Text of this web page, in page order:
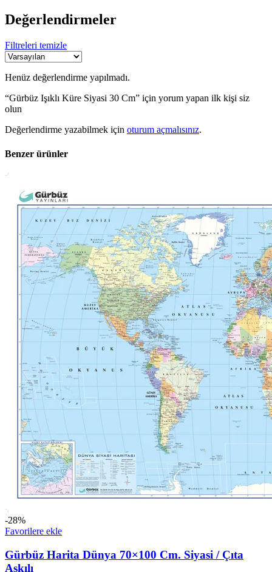
Değerlendirmeler
Filtreleri temizle
Henüz değerlendirme yapılmadı.
“Gürbüz Işıklı Küre Siyasi 30 Cm” için yorum yapan ilk kişi siz
olun
Değerlendirme yazabilmek için oturum açmalısınız.
Benzer ürünler
-28%
Favorilere ekle
Gürbüz Harita Dünya 70×100 Cm. Siyasi / Çıta
Askılı